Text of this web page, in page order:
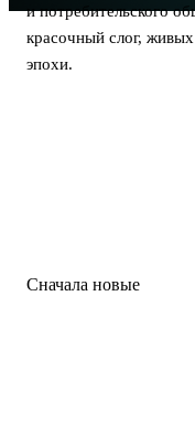
и потребительского
красочный слог,
эпохи.
Сначала новые